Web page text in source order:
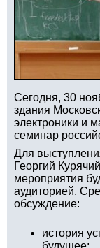
Сегодня, 30
здания
электроники и
семинар
Для
Георгий
мероприятия
аудиторией.
обсуждение:
история
будущее;